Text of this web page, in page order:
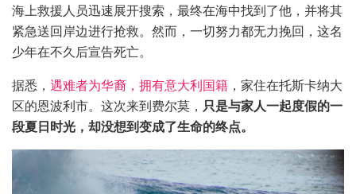
海上救援人员迅速展开搜索，最终在海中找到了他，并将其
紧急送回岸边进行抢救。然而，一切努力都无力挽回，这名
少年在不久后宣告死亡。
据悉， 遇难者为华裔，拥有意大利国籍 ，家住在托斯卡纳大
区的恩波利市。这次来到费尔莫， 只是与家人一起度假的一
段夏日时光，却没想到变成了生命的终点。